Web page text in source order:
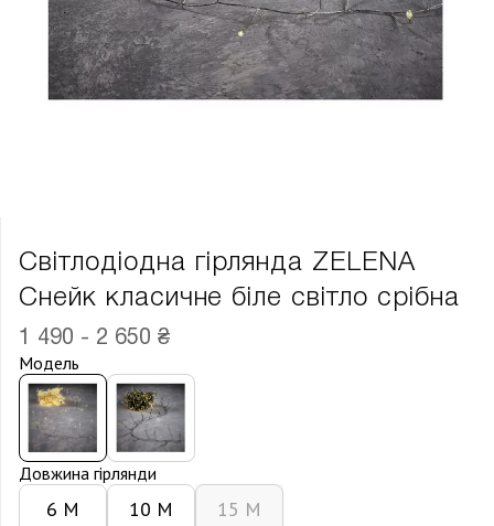
Світлодіодна гірлянда ZELENA
Снейк класичне біле світло срібна
1 490 - 2 650 ₴
Модель
Довжина гірлянди
6 М 10 М 15 М